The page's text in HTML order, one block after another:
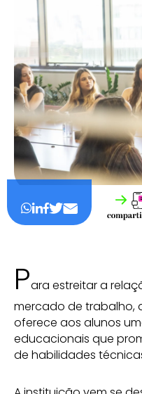
Para estreitar a
mercado de trabalho,
oferece aos alunos
educacionais que
de habilidades